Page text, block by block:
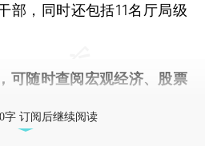
部，同时还包括11名厅局级
，可随时查阅宏观经济、股票
字 订阅后继续阅读